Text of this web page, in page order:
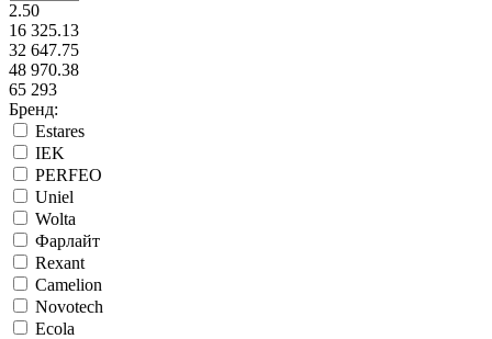
2.50
16 325.13
32 647.75
48 970.38
65 293
Бренд:
Estares
IEK
PERFEO
Uniel
Wolta
Фарлайт
Rexant
Camelion
Novotech
Ecola